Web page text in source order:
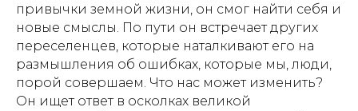
привычки земной жизни, он смог найти себя и
новые смыслы. По пути он встречает других
переселенцев, которые наталкивают его на
размышления об ошибках, которые мы, люди,
порой совершаем. Что нас может изменить?
Он ищет ответ в осколках великой